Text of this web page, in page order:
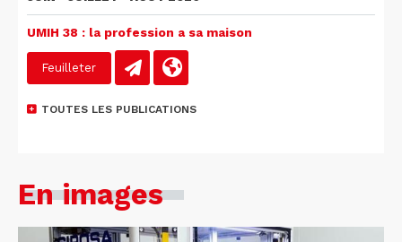
UMIH 38 : la profession a sa maison
Feuilleter
TOUTES LES PUBLICATIONS
En images